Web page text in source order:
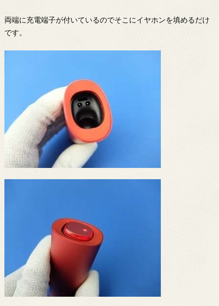
両端に充電端子が付いているのでそこにイヤホンを填めるだけ
です。